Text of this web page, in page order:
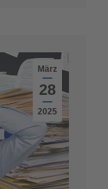
März
28
2025